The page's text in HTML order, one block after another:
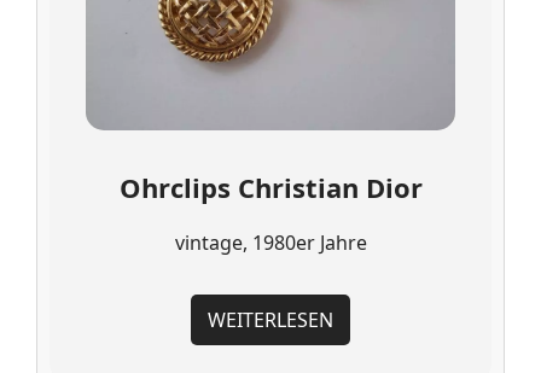
Ohrclips Christian Dior
vintage, 1980er Jahre
WEITERLESEN